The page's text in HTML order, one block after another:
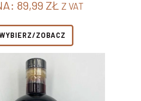
89,99 ZŁ Z VAT
ZOBACZ